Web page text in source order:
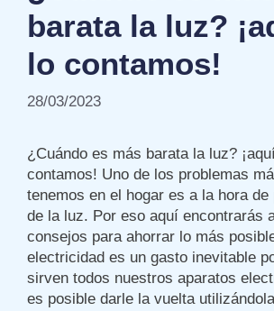
barata la luz?
lo contamos!
28/03/2023
¿Cuándo es más barata la luz?
contamos! Uno de los problemas
tenemos en el hogar es a la hora
de la luz. Por eso aquí encontrarás
consejos para ahorrar lo más
electricidad es un gasto inevitable
sirven todos nuestros aparatos
es posible darle la vuelta utilizándola